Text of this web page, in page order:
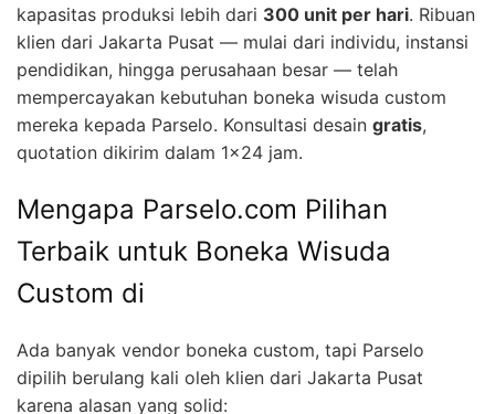
kapasitas produksi lebih dari 300 unit per hari. Ribuan
klien dari Jakarta Pusat — mulai dari individu, instansi
pendidikan, hingga perusahaan besar — telah
mempercayakan kebutuhan boneka wisuda custom
mereka kepada Parselo. Konsultasi desain gratis,
quotation dikirim dalam 1×24 jam.
Mengapa Parselo.com Pilihan
Terbaik untuk Boneka Wisuda
Custom di
Ada banyak vendor boneka custom, tapi Parselo
dipilih berulang kali oleh klien dari Jakarta Pusat
karena alasan yang solid: